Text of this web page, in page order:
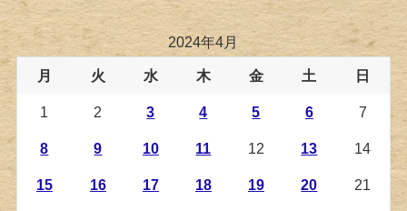
2024年4月
月 火 水 木 金 土 日
1 2 3 4 5 6 7
8 9 10 11 12 13 14
15 16 17 18 19 20 21